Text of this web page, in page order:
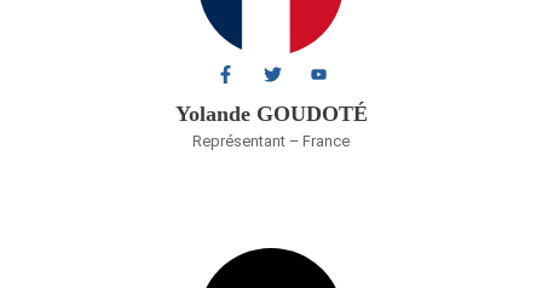
Yolande GOUDOTÉ
Représentant – France